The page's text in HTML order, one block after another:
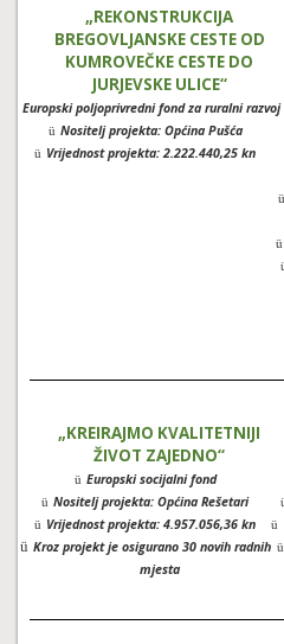
„REKONSTRUKCIJA
BREGOVLJANSKE CESTE OD
KUMROVEČKE CESTE DO
JURJEVSKE ULICE“
Europski poljoprivredni fond za ruralni razvoj
ü Nositelj projekta: Općina Pušća
ü Vrijednost projekta: 2.222.440,25 kn
ü
ü
„KREIRAJMO KVALITETNIJI
ŽIVOT ZAJEDNO“
ü Europski socijalni fond
ü Nositelj projekta: Općina Rešetari
ü Vrijednost projekta: 4.957.056,36 kn
ü Kroz projekt je osigurano 30 novih radnih
mjesta
ü
ü